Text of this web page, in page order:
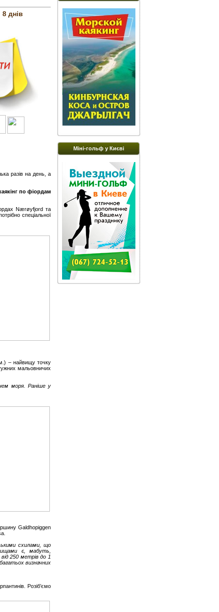
днів
разів на день, а
по фіордам
Nærøyfjord та
спеціальної
– найвищу точку
мальовничих
моря. Раніше у
Galdhopiggen
схилами, що
є, мабуть,
250 метрів до 1
визначних
Розіб’ємо
Міні-гольф у Києві